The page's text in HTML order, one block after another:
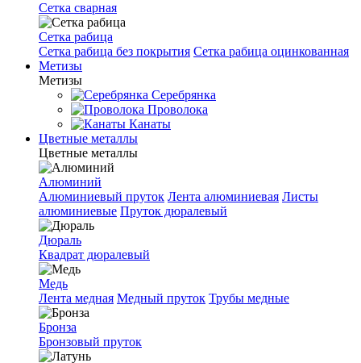
Сетка сварная
Сетка рабица
Сетка рабица без покрытия Сетка рабица оцинкованная
Метизы
Метизы
Серебрянка
Проволока
Канаты
Цветные металлы
Цветные металлы
Алюминий
Алюминиевый пруток Лента алюминиевая Листы
алюминиевые Пруток дюралевый
Дюраль
Квадрат дюралевый
Медь
Лента медная Медный пруток Трубы медные
Бронза
Бронзовый пруток